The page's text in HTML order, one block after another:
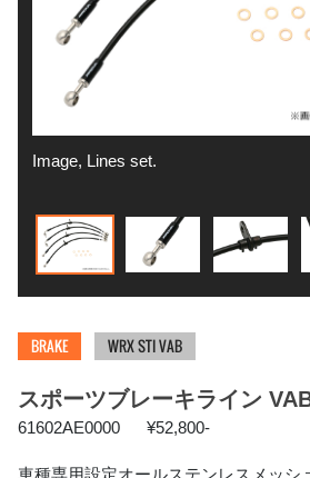
Image, Lines set.
BRAKE WRX STI VAB
スポーツブレーキライン
61602AE0000 ¥52,800-